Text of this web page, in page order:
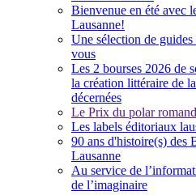
Bienvenue en été avec
Lausanne!
Une sélection de
vous
Les 2 bourses 2026 de
la création littéraire de
décernées
Le Prix du polar
Les labels éditoriaux
90 ans d'histoire(s) des
Lausanne
Au service de
de l’imaginaire